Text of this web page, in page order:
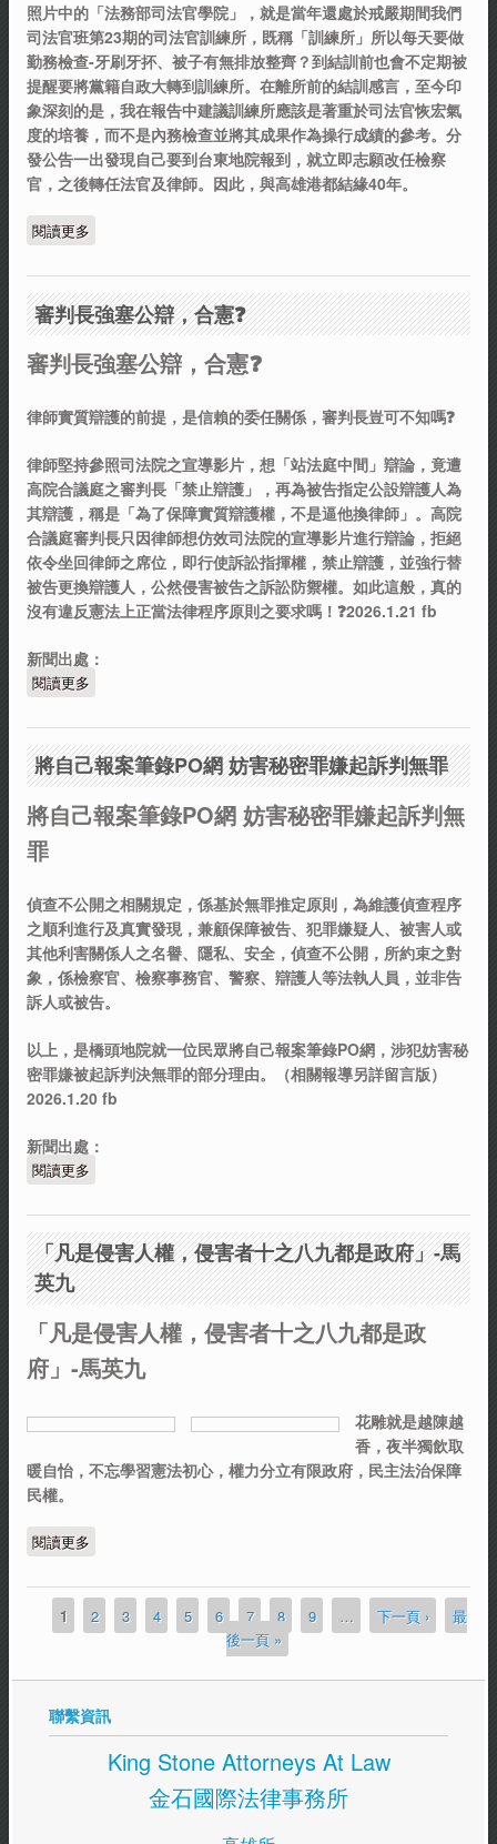
照片中的「法務部司法官學院」，就是當年還處於戒嚴期間我們
司法官班第23期的司法官訓練所，既稱「訓練所」所以每天要做
勤務檢查-牙刷牙抔、被子有無排放整齊？到結訓前也會不定期被
提醒要將黨籍自政大轉到訓練所。在離所前的結訓感言，至今印
象深刻的是，我在報告中建議訓練所應該是著重於司法官恢宏氣
度的培養，而不是內務檢查並將其成果作為操行成績的參考。分
發公告一出發現自己要到台東地院報到，就立即志願改任檢察
官，之後轉任法官及律師。因此，與高雄港都結緣40年。
閱讀更多
審判長強塞公辯，合憲❓
審判長強塞公辯，合憲❓
律師實質辯護的前提，是信賴的委任關係，審判長豈可不知嗎❓
律師堅持參照司法院之宣導影片，想「站法庭中間」辯論，竟遭
高院合議庭之審判長「禁止辯護」，再為被告指定公設辯護人為
其辯護，稱是「為了保障實質辯護權，不是逼他換律師」。高院
合議庭審判長只因律師想仿效司法院的宣導影片進行辯論，拒絕
依令坐回律師之席位，即行使訴訟指揮權，禁止辯護，並強行替
被告更換辯護人，公然侵害被告之訴訟防禦權。如此這般，真的
沒有違反憲法上正當法律程序原則之要求嗎！❓2026.1.21 fb
新聞出處：
閱讀更多
將自己報案筆錄PO網 妨害秘密罪嫌起訴判無罪
將自己報案筆錄PO網 妨害秘密罪嫌起訴判無
罪
偵查不公開之相關規定，係基於無罪推定原則，為維護偵查程序
之順利進行及真實發現，兼顧保障被告、犯罪嫌疑人、被害人或
其他利害關係人之名譽、隱私、安全，偵查不公開，所約束之對
象，係檢察官、檢察事務官、警察、辯護人等法執人員，並非告
訴人或被告。
以上，是橋頭地院就一位民眾將自己報案筆錄PO網，涉犯妨害秘
密罪嫌被起訴判決無罪的部分理由。（相關報導另詳留言版）
2026.1.20 fb
新聞出處：
閱讀更多
「凡是侵害人權，侵害者十之八九都是政府」-馬
英九
「凡是侵害人權，侵害者十之八九都是政
府」-馬英九
花雕就是越陳越
香，夜半獨飲取
暖自怡，不忘學習憲法初心，權力分立有限政府，民主法治保障
民權。
閱讀更多
頁面
1 2 3 4 5 6 7 8 9 … 下一頁 ›
最
後一頁 »
聯繫資訊
King Stone Attorneys At Law
金石國際法律事務所